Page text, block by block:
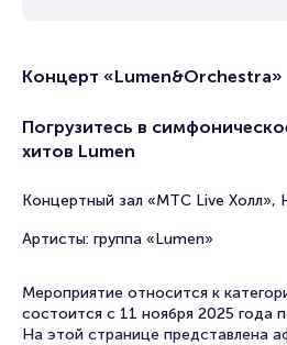
Концерт «Lumen&Orchestra»
Погрузитесь в
хитов Lumen
Концертный зал «МТС Live Холл»,
Артисты: группа «Lumen»
Мероприятие относится к
состоится с 11 ноября 2025 года
На этой странице представлена